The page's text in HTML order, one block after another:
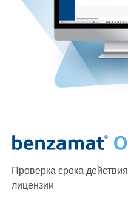
Проверка срока действия
лицензии